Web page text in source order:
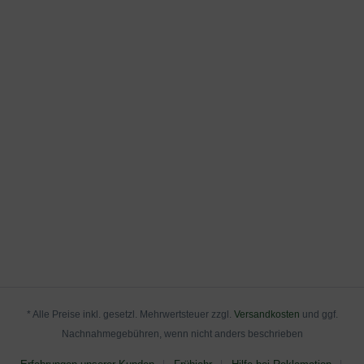
* Alle Preise inkl. gesetzl. Mehrwertsteuer zzgl. Versandkosten und ggf.
Nachnahmegebühren, wenn nicht anders beschrieben